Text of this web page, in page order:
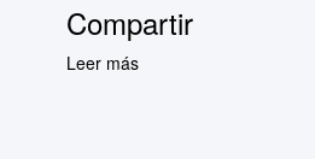
Compartir
Leer más